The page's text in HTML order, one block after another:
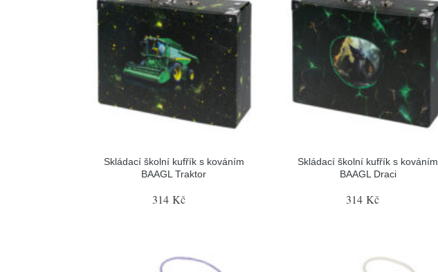
Skládací školní kufřík s kováním
BAAGL Traktor
314 Kč
Skládací školní kufřík s kováním
BAAGL Draci
314 Kč